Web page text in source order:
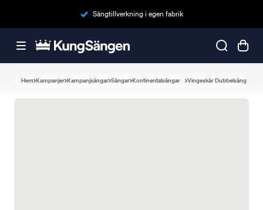
Sängtillverkning i egen fabrik
Hem Kampanjer Kampanjsängar Sängar Kontinentalsängar Vingeskär Dubbelsäng